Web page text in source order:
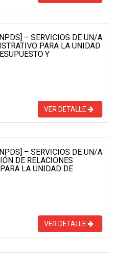
– SERVICIOS DE UN/A
PARA LA UNIDAD
Y
VER DETALLE
– SERVICIOS DE UN/A
DE RELACIONES
LA UNIDAD DE
VER DETALLE